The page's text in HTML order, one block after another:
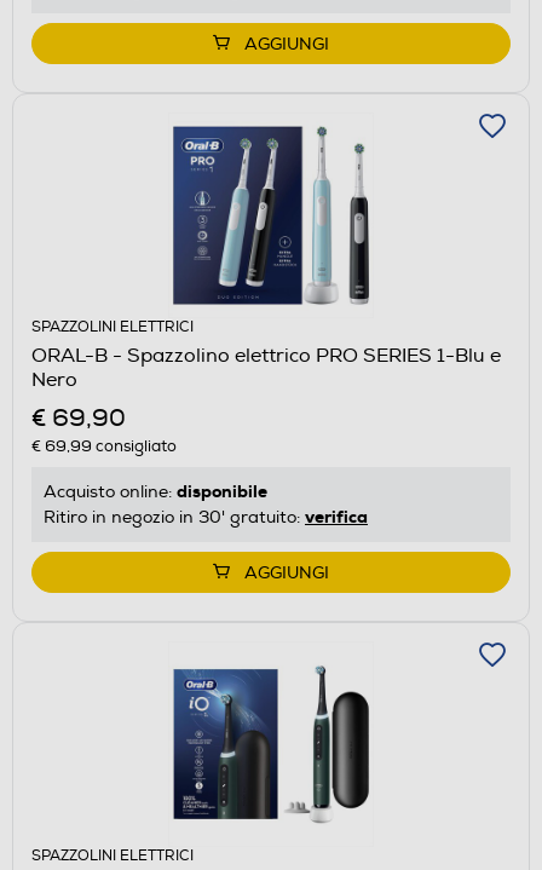
AGGIUNGI
SPAZZOLINI ELETTRICI
ORAL-B - Spazzolino elettrico PRO SERIES 1-Blu e
Nero
€ 69,90
€ 69,99 consigliato
Acquisto online: disponibile
Ritiro in negozio in 30' gratuito: verifica
AGGIUNGI
SPAZZOLINI ELETTRICI